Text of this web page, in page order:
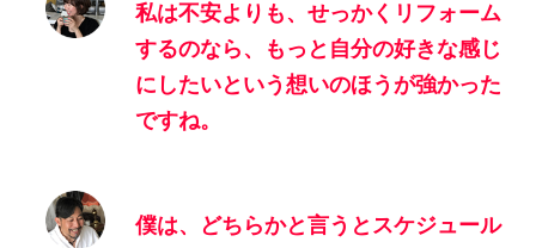
私は不安よりも、せっかくリフォーム
するのなら、もっと自分の好きな感じ
にしたいという想いのほうが強かった
ですね。
僕は、どちらかと言うとスケジュール